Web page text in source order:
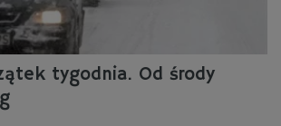
tygodnia. Od środy